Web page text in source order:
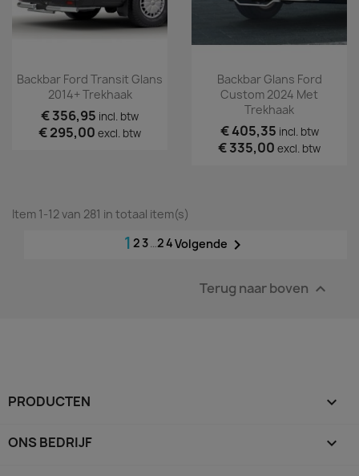
Backbar Ford Transit Glans
2014+ Trekhaak
€ 356,95 incl. btw
€ 295,00 excl. btw
Backbar Glans Ford
Custom 2024 Met
Trekhaak
€ 405,35 incl. btw
€ 335,00 excl. btw
Item 1-12 van 281 in totaal item(s)
1 2 3…24Volgende 
Terug naar boven 
PRODUCTEN 
ONS BEDRIJF 